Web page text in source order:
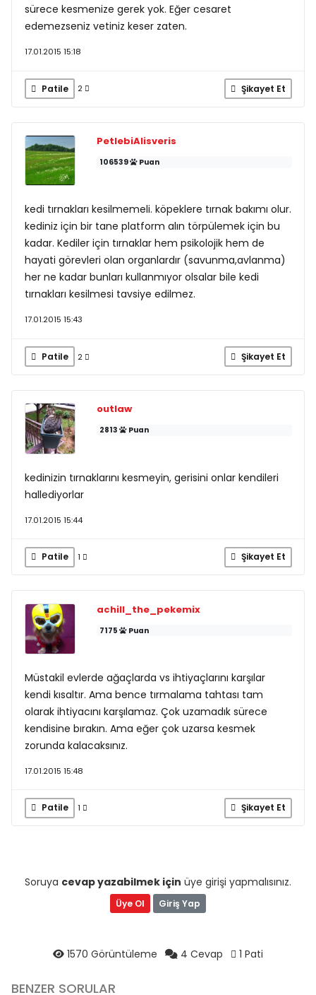
sürece kesmenize gerek yok. Eğer cesaret
edemezseniz vetiniz keser zaten.
17.01.2015 15:18
Patile 2 Şikayet Et
PetlebiAlisveris
106539 Puan
kedi tırnakları kesilmemeli. köpeklere tırnak bakımı olur.
kediniz için bir tane platform alın törpülemek için bu
kadar. Kediler için tırnaklar hem psikolojik hem de
hayati görevleri olan organlardır (savunma,avlanma)
her ne kadar bunları kullanmıyor olsalar bile kedi
tırnakları kesilmesi tavsiye edilmez.
17.01.2015 15:43
Patile 2 Şikayet Et
outlaw
2813 Puan
kedinizin tırnaklarını kesmeyin, gerisini onlar kendileri
hallediyorlar
17.01.2015 15:44
Patile 1 Şikayet Et
achill_the_pekemix
7175 Puan
Müstakil evlerde ağaçlarda vs ihtiyaçlarını karşılar
kendi kısaltır. Ama bence tırmalama tahtası tam
olarak ihtiyacını karşılamaz. Çok uzamadık sürece
kendisine bırakın. Ama eğer çok uzarsa kesmek
zorunda kalacaksınız.
17.01.2015 15:48
Patile 1 Şikayet Et
Soruya cevap yazabilmek için üye girişi yapmalısınız.
Üye Ol Giriş Yap
1570 Görüntüleme 4 Cevap 1 Pati
BENZER SORULAR